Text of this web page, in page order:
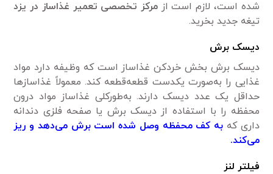
شده است، لازم است از مرکز تخصصی تعمیر غذاساز در یزد
تیغه جدید بخرید.
دیسک برش
دیسک برش بخش خردکن غذاساز است که وظیفه دارد مواد
غذایی را به‌صورت یکدست قطعه‌قطعه کند. معمولاً غذاساز‌ها
حداقل یک عدد دیسک دارند. به‌طورکلی غذاساز مواد درون
محفظه را با استفاده از دیسک برش یا صفحه فلزی دندانه
داری که به کف محفظه وصل شده است برش می‌دهد و ریز
می‌کند.
فیلتر لنز